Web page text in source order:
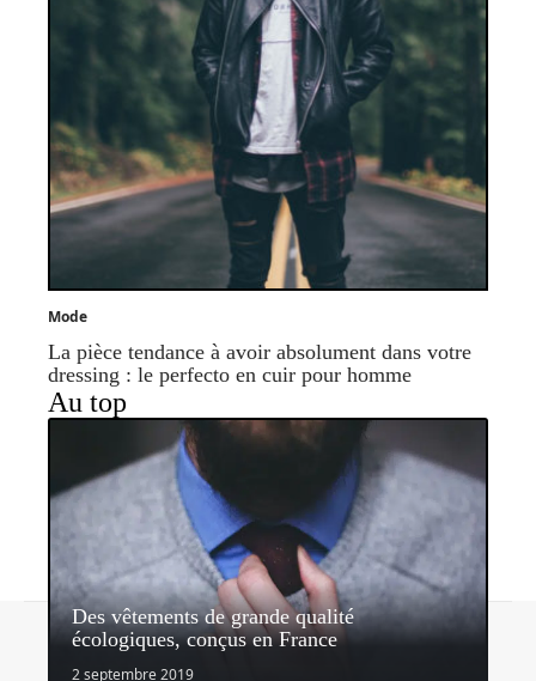
Mode
La pièce tendance à avoir absolument dans votre
dressing : le perfecto en cuir pour homme
Au top
Des vêtements de grande qualité
écologiques, conçus en France
2 septembre 2019© 2026 | blog2mode.com
Contact Mentions légales Sitemap